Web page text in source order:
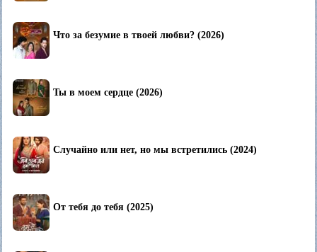
Что за безумие в твоей любви? (2026)
Ты в моем сердце (2026)
Случайно или нет, но мы встретились (2024)
От тебя до тебя (2025)